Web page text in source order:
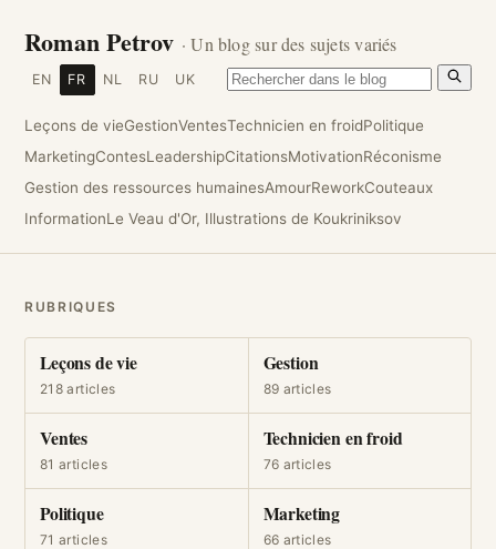
Roman Petrov · Un blog sur des sujets variés
EN FR NL RU UK
Leçons de vieGestionVentesTechnicien en froidPolitique
MarketingContesLeadershipCitationsMotivationRéconisme
Gestion des ressources humainesAmourReworkCouteaux
InformationLe Veau d'Or, Illustrations de Koukriniksov
RUBRIQUES
Leçons de vie
218 articles
Gestion
89 articles
Ventes
81 articles
Technicien en froid
76 articles
Politique
71 articles
Marketing
66 articles